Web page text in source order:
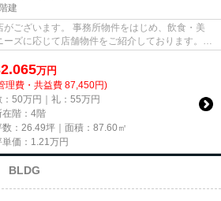
建
ございます。 事務所物件をはじめ、飲食・美
ズに応じて店舗物件をご紹介しております。
...
万円
理費・共益費 87,450円)
：50万円｜礼：55万円
在階：4階
数：26.49坪｜面積：87.60㎡
価： 1.21 万円
BLDG